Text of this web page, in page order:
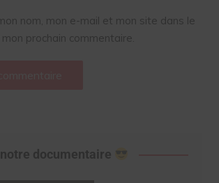
nom, mon e-mail et mon site dans le
prochain commentaire.
documentaire